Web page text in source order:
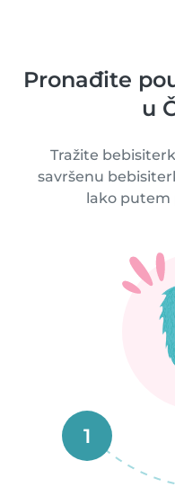
Pronađite
u
Tražite
savršenu
lako putem
1